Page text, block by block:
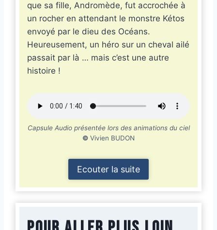
que sa fille, Andromède, fut accrochée à
un rocher en attendant le monstre Kétos
envoyé par le dieu des Océans.
Heureusement, un héro sur un cheval ailé
passait par là … mais c’est une autre
histoire !
Capsule Audio présentée lors des animations du ciel
© Vivien BUDON
Ecouter la suite